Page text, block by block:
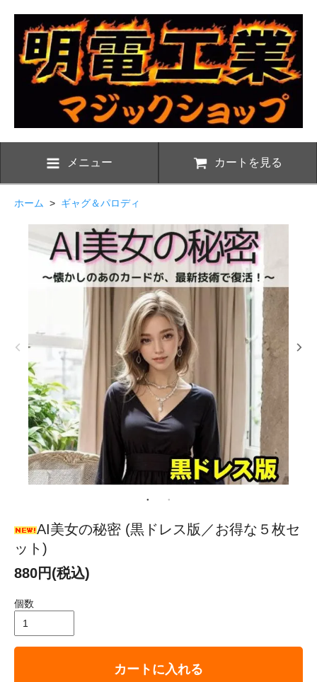
メニュー カートを見る
ホーム > ギャグ＆パロディ
AI美女の秘密 (黒ドレス版／お得な５枚セ
ット)
880円(税込)
個数
カートに入れる